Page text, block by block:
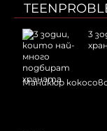
3
Маникюр